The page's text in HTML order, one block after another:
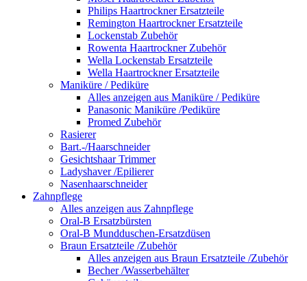
Philips Haartrockner Ersatzteile
Remington Haartrockner Ersatzteile
Lockenstab Zubehör
Rowenta Haartrockner Zubehör
Wella Lockenstab Ersatzteile
Wella Haartrockner Ersatzteile
Maniküre / Pediküre
Alles anzeigen aus Maniküre / Pediküre
Panasonic Maniküre /Pediküre
Promed Zubehör
Rasierer
Bart.-/Haarschneider
Gesichtshaar Trimmer
Ladyshaver /Epilierer
Nasenhaarschneider
Zahnpflege
Alles anzeigen aus Zahnpflege
Oral-B Ersatzbürsten
Oral-B Mundduschen-Ersatzdüsen
Braun Ersatzteile /Zubehör
Alles anzeigen aus Braun Ersatzteile /Zubehör
Becher /Wasserbehälter